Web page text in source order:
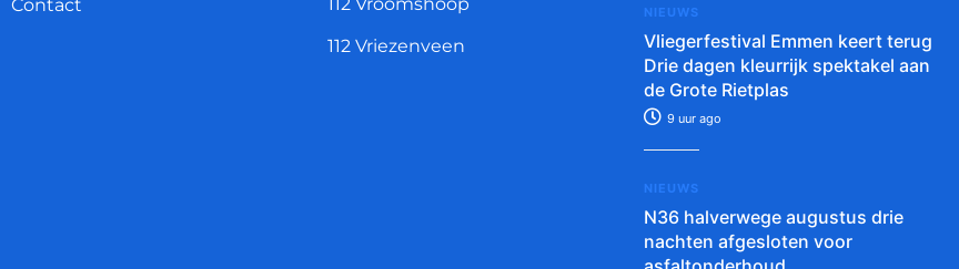
Contact
112 Vriezenveen
NIEUWS
Vliegerfestival Emmen keert terug
Drie dagen kleurrijk spektakel aan
de Grote Rietplas
9 uur ago
NIEUWS
N36 halverwege augustus drie
nachten afgesloten voor